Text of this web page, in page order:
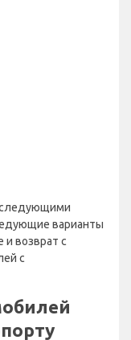
варианты
и возврат с
с